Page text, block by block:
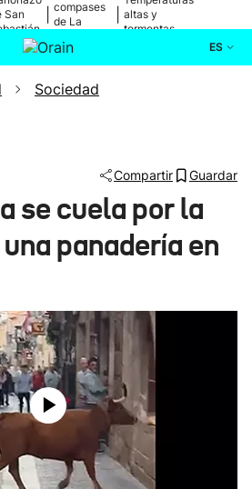
San
compases
de La
altas y
tormentas
ES
Actualidad
Ikusmiran
Sociedad
Compartir Guardar
se cuela por la
panadería en